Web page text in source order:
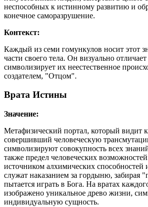
неспособных к истинному развитию и
конечное саморазрушение.
Контекст:
Каждый из семи гомункулов носит этот
части своего тела. Он визуально
символизирует их неестественное
создателем, "Отцом".
Врата Истины
Значение:
Метафизический портал, который видит
совершивший человеческую
символизируют совокупность всех
также предел человеческих
источником алхимических способностей
служат наказанием за гордыню, забирая
пытается играть в Бога. На вратах
изображено уникальное древо жизни,
индивидуальную сущность.